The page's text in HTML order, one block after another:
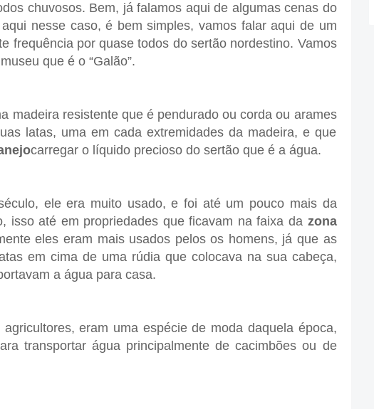
chuvosos. Bem, já falamos aqui de algumas cenas do
nesse caso, é bem simples, vamos falar aqui de um
frequência por quase todos do sertão nordestino. Vamos
que é o “Galão”.
madeira resistente que é pendurado ou corda ou arames
latas, uma em cada extremidades da madeira, e que
carregar o líquido precioso do sertão que é a água.
ele era muito usado, e foi até um pouco mais da
isso até em propriedades que ficavam na faixa da zona
eles eram mais usados pelos os homens, já que as
em cima de uma rúdia que colocava na sua cabeça,
a água para casa.
eram uma espécie de moda daquela época,
transportar água principalmente de cacimbões ou de